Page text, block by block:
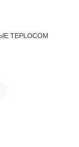
TEPLOCOM